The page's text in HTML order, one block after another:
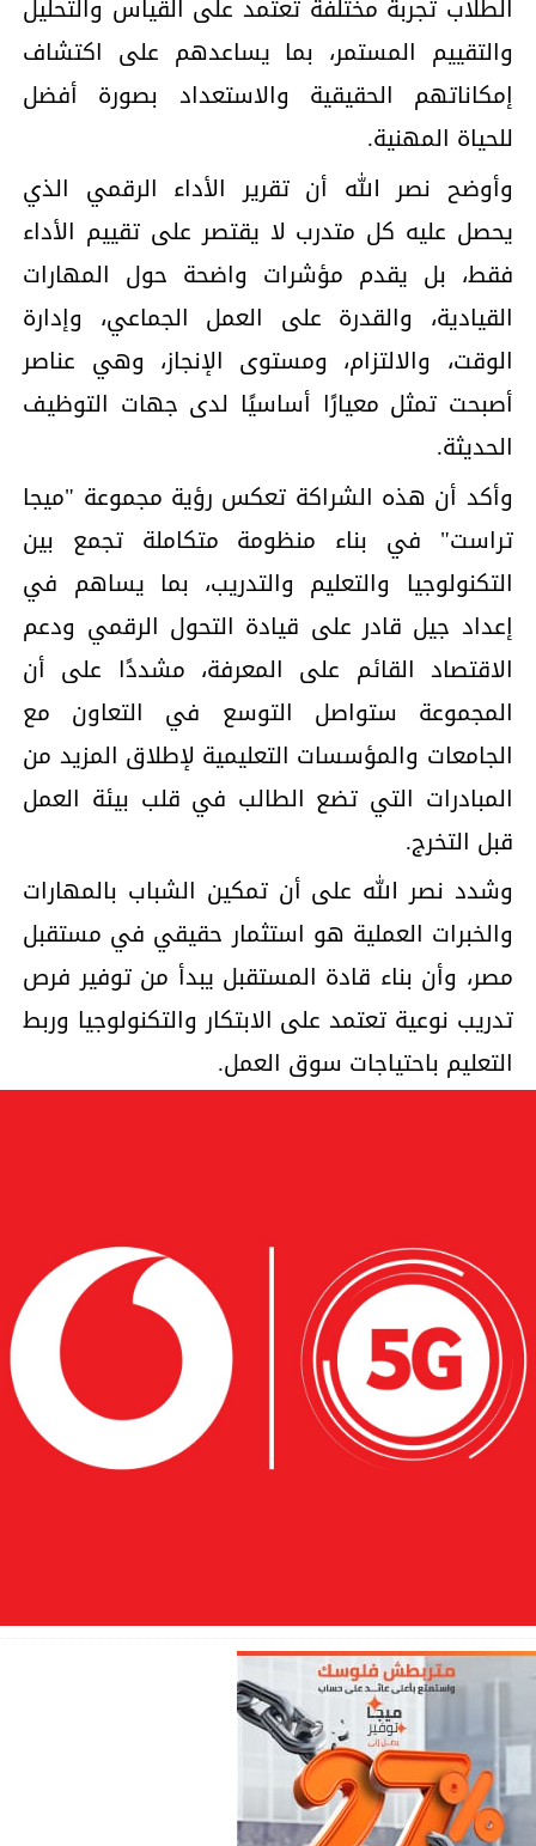
الطلاب تجربة مختلفة تعتمد على القياس والتحليل
والتقييم المستمر، بما يساعدهم على اكتشاف
إمكاناتهم الحقيقية والاستعداد بصورة أفضل
للحياة المهنية.
وأوضح نصر الله أن تقرير الأداء الرقمي الذي
يحصل عليه كل متدرب لا يقتصر على تقييم الأداء
فقط، بل يقدم مؤشرات واضحة حول المهارات
القيادية، والقدرة على العمل الجماعي، وإدارة
الوقت، والالتزام، ومستوى الإنجاز، وهي عناصر
أصبحت تمثل معيارًا أساسيًا لدى جهات التوظيف
الحديثة.
وأكد أن هذه الشراكة تعكس رؤية مجموعة "ميجا
تراست" في بناء منظومة متكاملة تجمع بين
التكنولوجيا والتعليم والتدريب، بما يساهم في
إعداد جيل قادر على قيادة التحول الرقمي ودعم
الاقتصاد القائم على المعرفة، مشددًا على أن
المجموعة ستواصل التوسع في التعاون مع
الجامعات والمؤسسات التعليمية لإطلاق المزيد من
المبادرات التي تضع الطالب في قلب بيئة العمل
قبل التخرج.
وشدد نصر الله على أن تمكين الشباب بالمهارات
والخبرات العملية هو استثمار حقيقي في مستقبل
مصر، وأن بناء قادة المستقبل يبدأ من توفير فرص
تدريب نوعية تعتمد على الابتكار والتكنولوجيا وربط
التعليم باحتياجات سوق العمل.